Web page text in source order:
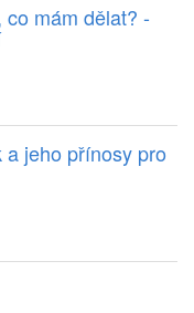
mám dělat? -
a jeho přínosy pro